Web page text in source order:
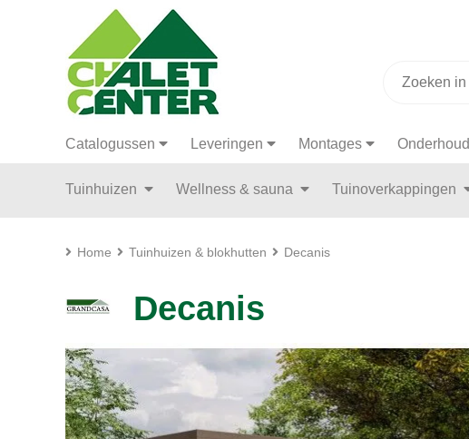
Catalogussen Leveringen Montages Onderhoud
Tuinhuizen Wellness & sauna Tuinoverkappingen
Home Tuinhuizen & blokhutten Decanis
Decanis